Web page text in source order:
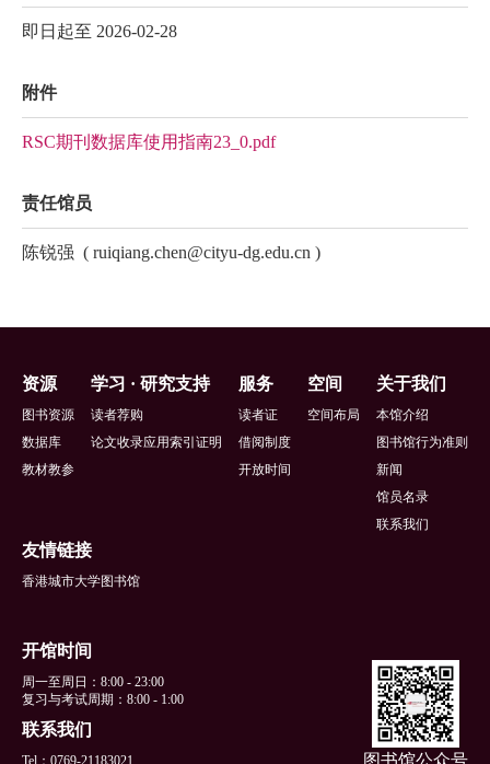
即日起至 2026-02-28
附件
RSC期刊数据库使用指南23_0.pdf
责任馆员
陈锐强 ( ruiqiang.chen@cityu-dg.edu.cn )
页
脚
资源
图书资源
数据库
教材教参
学习 · 研究支持
读者荐购
论文收录应用索引证明
服务
读者证
借阅制度
开放时间
空间
空间布局
关于我们
本馆介绍
图书馆行为准则
新闻
馆员名录
联系我们
友情链接
香港城市大学图书馆
开馆时间
周一至周日：8:00 - 23:00
复习与考试周期：8:00 - 1:00
联系我们